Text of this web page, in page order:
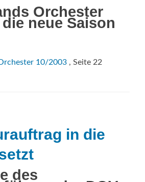
Orchester
neue Saison
10/2003 , Seite 22
in die
des